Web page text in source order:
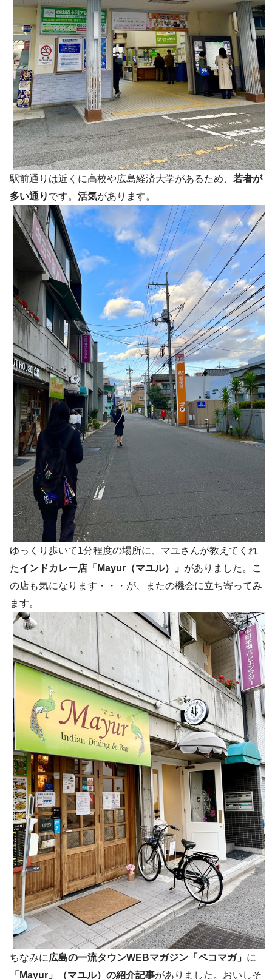
駅前通りは近くに高校や広島経済大学があるため、 若者が
多い通り です。 活気があります。
ゆっくり歩いて1分程度の場所に、マユさんが教えてくれ
たインドカレー店「Mayur（マユル）」 がありました。こ
の店も気になります・・・が、またの機会に立ち寄ってみ
ます。
ちなみに広島の一流タウンWEBマガジン「ペコマガ」 に
「Mayur」（マユル）の紹介記事がありました。おいしそ